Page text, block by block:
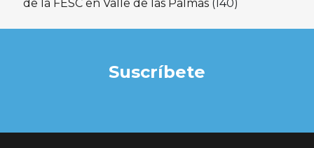
de la FESC en Valle de las Palmas (140)
Suscríbete